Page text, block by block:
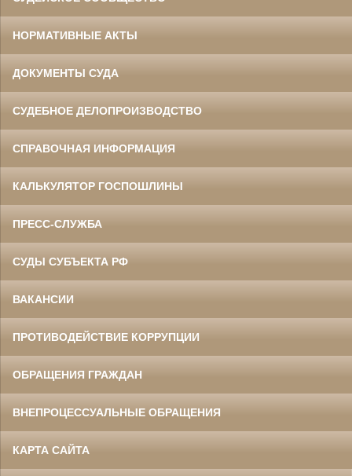
НОРМАТИВНЫЕ АКТЫ
ДОКУМЕНТЫ СУДА
СУДЕБНОЕ ДЕЛОПРОИЗВОДСТВО
СПРАВОЧНАЯ ИНФОРМАЦИЯ
КАЛЬКУЛЯТОР ГОСПОШЛИНЫ
ПРЕСС-СЛУЖБА
СУДЫ СУБЪЕКТА РФ
ВАКАНСИИ
ПРОТИВОДЕЙСТВИЕ КОРРУПЦИИ
ОБРАЩЕНИЯ ГРАЖДАН
ВНЕПРОЦЕССУАЛЬНЫЕ ОБРАЩЕНИЯ
КАРТА САЙТА